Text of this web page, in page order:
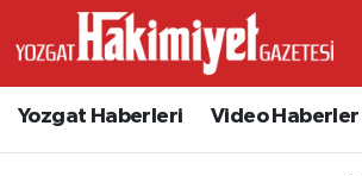
Yozgat Haberleri Video Haberler